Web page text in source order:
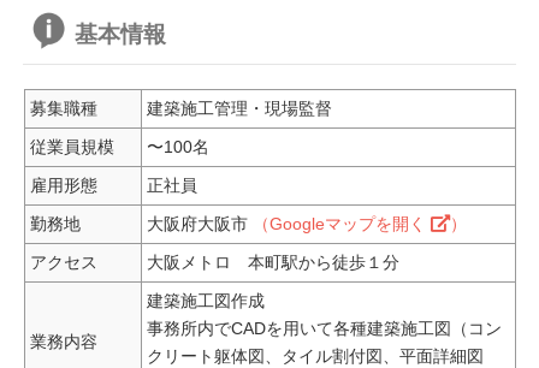
基本情報
募集職種
建築施工管理・現場監督
従業員規模
〜100名
雇用形態
正社員
勤務地
大阪府大阪市 （Googleマップを開く
）
アクセス
大阪メトロ 本町駅から徒歩１分
業務内容
建築施工図作成
事務所内でCADを用いて各種建築施工図（コン
クリート躯体図、タイル割付図、平面詳細図